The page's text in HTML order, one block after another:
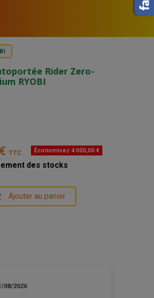
Rider Zero-
RYOBI
TTC Économisez 4 000,00 €
des stocks
Ajouter au panier
08/2026